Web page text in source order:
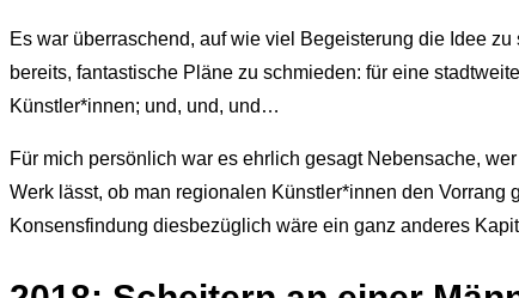
Es war überraschend, auf wie viel Begeisterung die Idee
bereits, fantastische Pläne zu schmieden: für eine
Künstler*innen; und, und, und…
Für mich persönlich war es ehrlich gesagt Nebensache,
Werk lässt, ob man regionalen Künstler*innen den
Konsensfindung diesbezüglich wäre ein ganz anderes